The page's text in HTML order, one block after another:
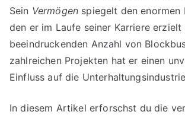
Sein Vermögen spiegelt den enormen
den er im Laufe seiner Karriere
beeindruckenden Anzahl von
zahlreichen Projekten hat er einen
Einfluss auf die
In diesem Artikel erforschst du die